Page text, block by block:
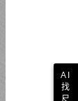
AI
找
尺